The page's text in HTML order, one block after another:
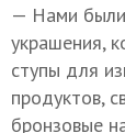
— Нами были
украшения,
ступы для
продуктов,
бронзовые